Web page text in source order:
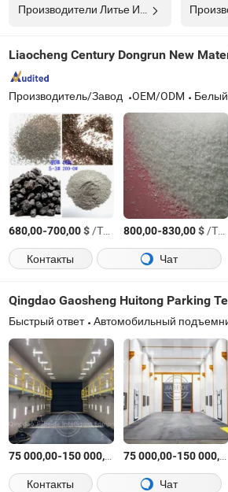
Liaocheng Century Dongrun New
Производитель/Завод OEM/ODM Белый плавленый корунд,
680,00-700,00$/Тонн. 800,00-830,00$/Тонн.
Контакты
Чат
Быстрый ответ Автомобильный подъемник,
75 000,00-150 000,00 $/шт.
75 000,00-150 000,00
Контакты
Чат